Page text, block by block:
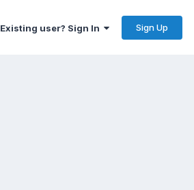
Existing user? Sign In Sign Up